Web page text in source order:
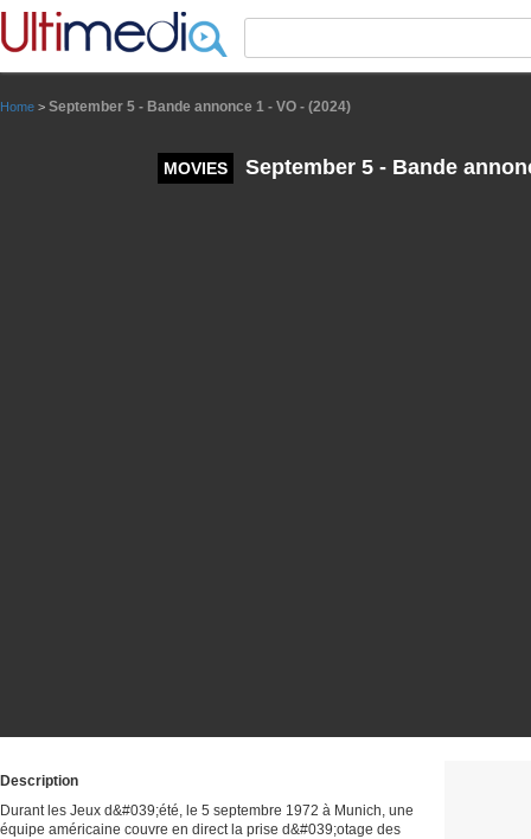
Home > September 5 - Bande annonce 1 - VO - (2024)
MOVIES September 5 - Bande
Description
Durant les Jeux d&#039;été, le 5 septembre 1972 à Munich, une
équipe américaine couvre en direct la prise d&#039;otage des
Panneau de gestion des cookies